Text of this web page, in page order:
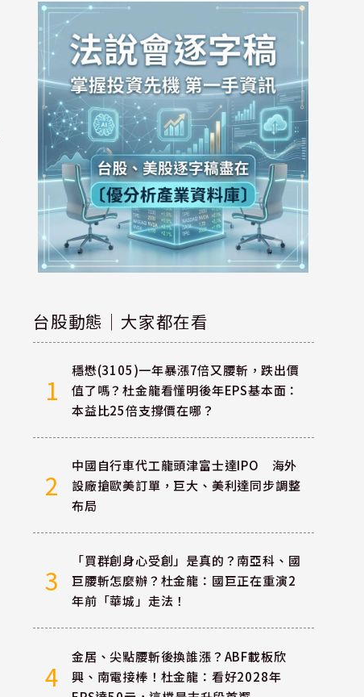
台股動態｜大家都在看
1
穩懋(3105)一年暴漲7倍又腰斬，跌出價
值了嗎？杜金龍看懂明後年EPS基本面：
本益比25倍支撐價在哪？
2
中國自行車代工龍頭津富士達IPO 海外
設廠搶歐美訂單，巨大、美利達同步調整
布局
3
「買群創身心受創」是真的？南亞科、國
巨腰斬怎麼辦？杜金龍：國巨正在重演2
年前「華城」走法！
4
金居、尖點腰斬後換誰漲？ABF載板欣
興、南電接棒！杜金龍：看好2028年